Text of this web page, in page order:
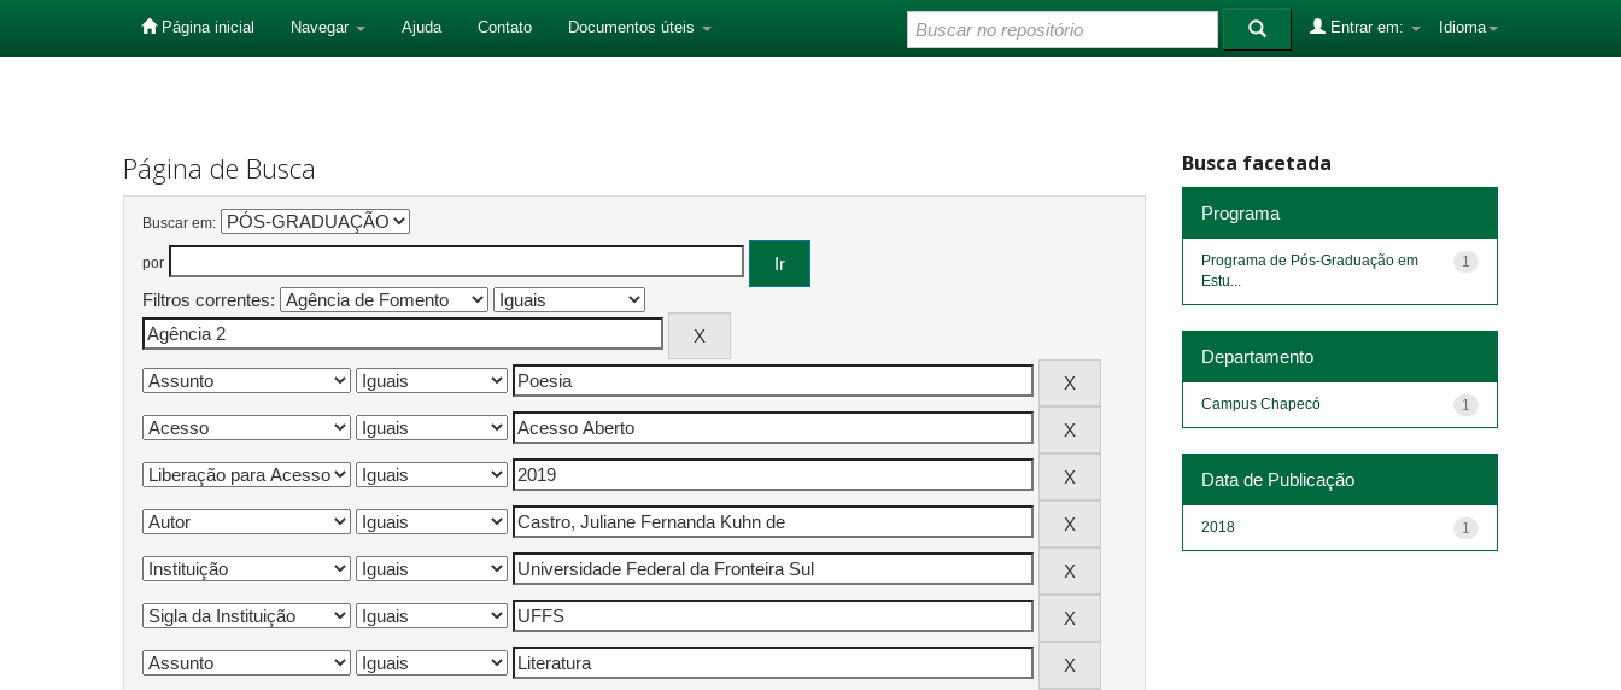
Página inicial Navegar Ajuda Contato Documentos úteis Idioma
Entrar em:
Página de Busca
Buscar em:
por
Filtros correntes:
Busca facetada
Programa
1
Programa de Pós-Graduação em
Estu...
Departamento
1
Campus Chapecó
Data de Publicação
1
2018